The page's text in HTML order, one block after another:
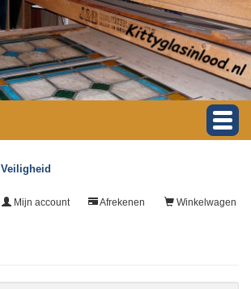
Veiligheid
Winkelwagen
Afrekenen
Mijn account